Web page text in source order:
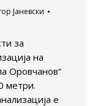
Јаневски
за
на
Оровчанов“
метри.
е